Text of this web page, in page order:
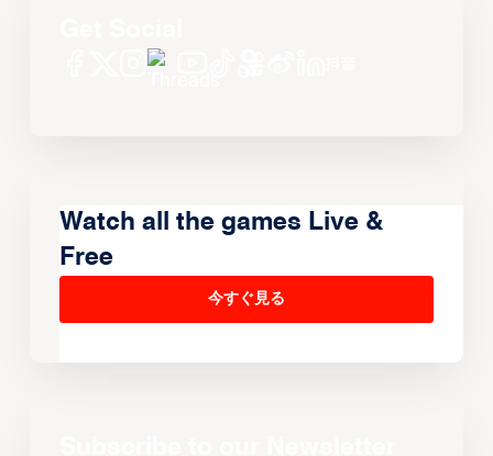
Watch all the games Live &
Free
今すぐ見る